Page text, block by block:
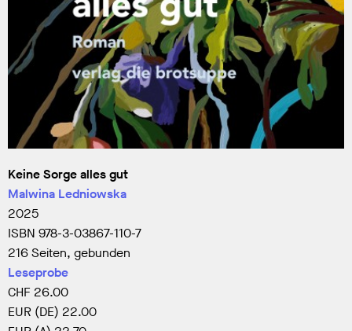
Keine Sorge alles gut
Malwina Ledniowska
2025
ISBN 978-3-03867-110-7
216 Seiten, gebunden
Leseprobe
CHF 26.00
EUR (DE) 22.00